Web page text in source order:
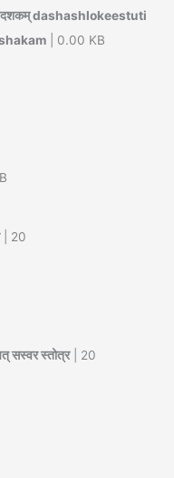
dashashlokeestuti
| 0.00 KB
| 20
सस्वर स्तोत्र| 20